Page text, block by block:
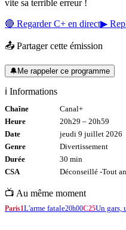
vite sa terrible erreur !
🔴 RegarderC+ en direct▶
📤 Partager cette émission
🔔Me rappeler ce programme
ℹ️ Informations
Chaîne
Canal+
Heure
20h29 – 20h59
Date
jeudi 9 juillet 2026
Genre
Divertissement
Durée
30 min
CSA
Déconseillé -Tout
📺 Au même moment
Paris1L'arme fatale20h00C25Un gars,